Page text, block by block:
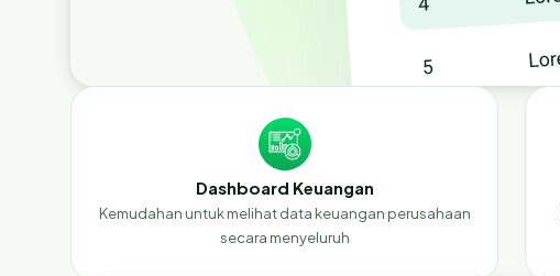
Dashboard Keuangan
Kemudahan untuk melihat data keuangan perusahaan
secara menyeluruh